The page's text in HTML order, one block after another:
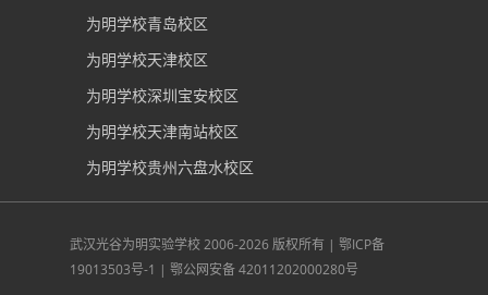
为明学校青岛校区
为明学校天津校区
为明学校深圳宝安校区
为明学校天津南站校区
为明学校贵州六盘水校区
武汉光谷为明实验学校2006-2026 版权所有 | 鄂ICP备
19013503号-1 | 鄂公网安备 42011202000280号